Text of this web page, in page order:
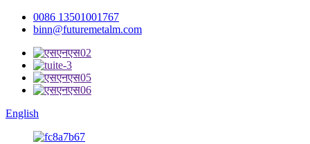
0086 13501001767
binn@futuremetalm.com
English